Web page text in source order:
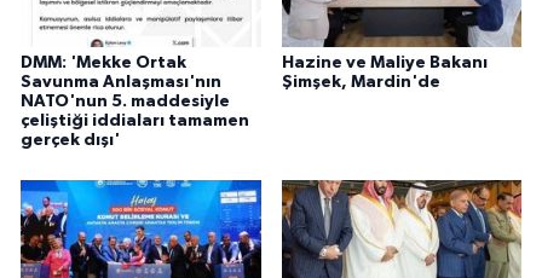
DMM: 'Mekke Ortak
Savunma Anlaşması'nın
NATO'nun 5. maddesiyle
çeliştiği iddiaları tamamen
gerçek dışı'
Hazine ve Maliye Bakanı
Şimşek, Mardin'de